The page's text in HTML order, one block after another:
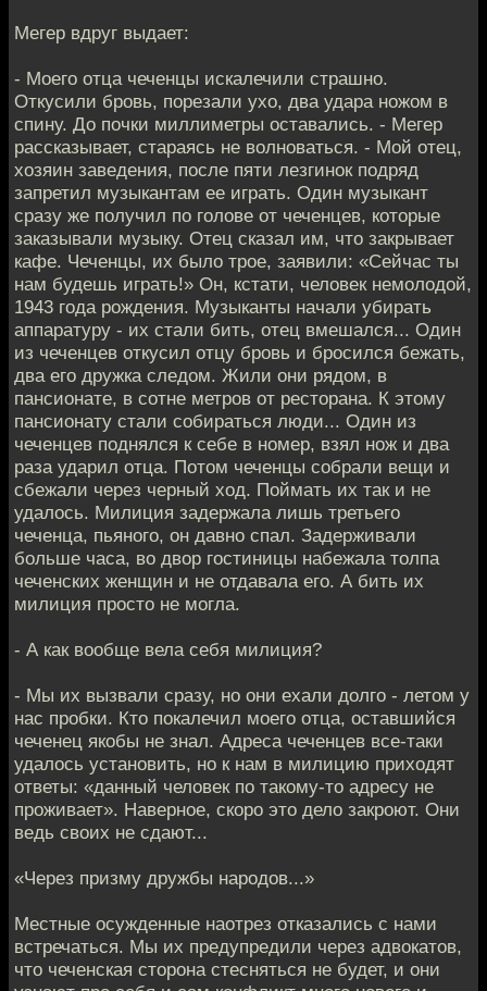
Мегер вдруг выдает:
- Моего отца чеченцы искалечили страшно.
Откусили бровь, порезали ухо, два удара ножом в
спину. До почки миллиметры оставались. - Мегер
рассказывает, стараясь не волноваться. - Мой отец,
хозяин заведения, после пяти лезгинок подряд
запретил музыкантам ее играть. Один музыкант
сразу же получил по голове от чеченцев, которые
заказывали музыку. Отец сказал им, что закрывает
кафе. Чеченцы, их было трое, заявили: «Сейчас ты
нам будешь играть!» Он, кстати, человек немолодой,
1943 года рождения. Музыканты начали убирать
аппаратуру - их стали бить, отец вмешался... Один
из чеченцев откусил отцу бровь и бросился бежать,
два его дружка следом. Жили они рядом, в
пансионате, в сотне метров от ресторана. К этому
пансионату стали собираться люди... Один из
чеченцев поднялся к себе в номер, взял нож и два
раза ударил отца. Потом чеченцы собрали вещи и
сбежали через черный ход. Поймать их так и не
удалось. Милиция задержала лишь третьего
чеченца, пьяного, он давно спал. Задерживали
больше часа, во двор гостиницы набежала толпа
чеченских женщин и не отдавала его. А бить их
милиция просто не могла.
- А как вообще вела себя милиция?
- Мы их вызвали сразу, но они ехали долго - летом у
нас пробки. Кто покалечил моего отца, оставшийся
чеченец якобы не знал. Адреса чеченцев все-таки
удалось установить, но к нам в милицию приходят
ответы: «данный человек по такому-то адресу не
проживает». Наверное, скоро это дело закроют. Они
ведь своих не сдают...
«Через призму дружбы народов...»
Местные осужденные наотрез отказались с нами
встречаться. Мы их предупредили через адвокатов,
что чеченская сторона стесняться не будет, и они